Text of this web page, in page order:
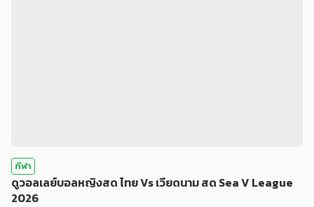
กีฬา
ดูวอลเลย์บอลหญิงสด ไทย Vs เวียดนาม สด Sea V League
2026